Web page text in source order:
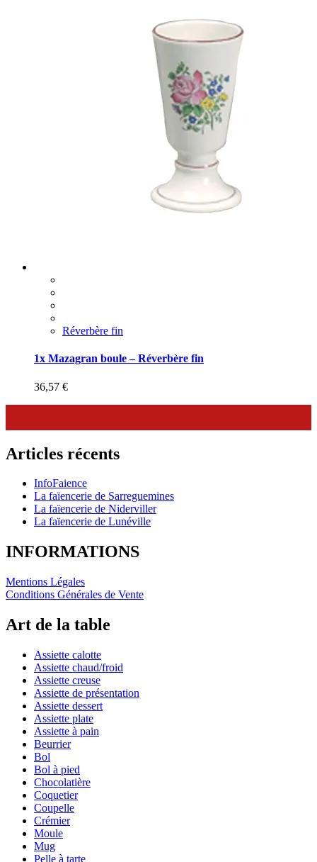
Réverbère fin
1x Mazagran boule – Réverbère fin
36,57 €
Articles récents
InfoFaience
La faïencerie de Sarreguemines
La faïencerie de Niderviller
La faïencerie de Lunéville
INFORMATIONS
Mentions Légales
Conditions Générales de Vente
Art de la table
Assiette calotte
Assiette chaud/froid
Assiette creuse
Assiette de présentation
Assiette dessert
Assiette plate
Assiette à pain
Beurrier
Bol
Bol à pied
Chocolatière
Coquetier
Coupelle
Crémier
Moule
Mug
Pelle à tarte